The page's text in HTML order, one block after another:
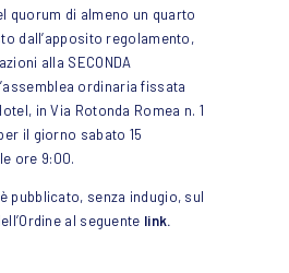
quorum di almeno un quarto
dall’apposito regolamento,
alla SECONDA
ordinaria fissata
in Via Rotonda Romea n. 1
il giorno sabato 15
ore 9:00.
pubblicato, senza indugio, sul
al seguente link.